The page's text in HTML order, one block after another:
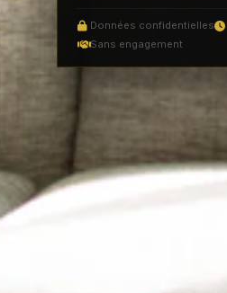
Données confidentielles
Sans engagement